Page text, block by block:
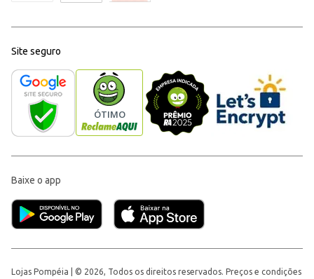
Site seguro
Baixe o app
Lojas Pompéia | © 2026, Todos os direitos reservados. Preços e condições